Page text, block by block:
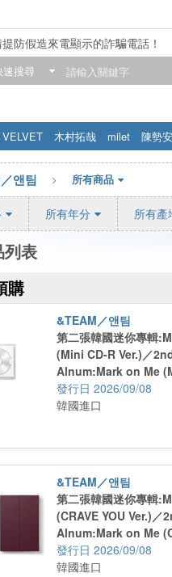
片防假造來電顯示的詐騙電話！
中華門市營業時間調整公告】
速搜尋
VELVET 木村拓哉 milet
陳勢安
앤팀 所有商品
所有年分 所有產
列表
購
&TEAM／앤팀
第二張韓國迷你專輯
(Mini CD-R Ver.)／
Alnum:Mark on Me
2026/09/08
韓國進口
&TEAM／앤팀
第二張韓國迷你專輯
(CRAVE YOU Ver.)／
Alnum:Mark on Me
Ver.)
2026/09/08
韓國進口